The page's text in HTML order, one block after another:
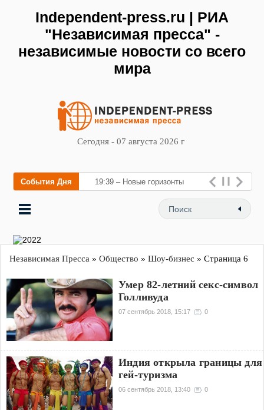
Independent-press.ru | РИА
"Независимая пресса" -
независимые новости со всего
мира
Сегодня - 07 августа 2026 г
События Дня 19:39 – Новые горизонты
флебологии: в Москве
Независимая Пресса » Общество » Шоу-бизнес » Страница 6
Умер 82-летний секс-символ
Голливуда
07 сентябрь 2018, 15:17 0
Индия открыла границы для
гей-туризма
06 сентябрь 2018, 13:40 0